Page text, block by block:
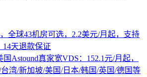
全球43机房可选，2.2美元/月起，支持
14天退款保证
Astound真家宽VDS：152.1元/月起，
湾/新加坡/美国/日本/韩国/英国/德国等